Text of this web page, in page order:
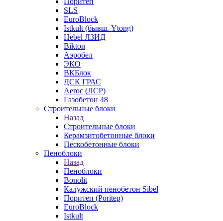
SLS
EuroBlock
Istkult (бывш. Ytong)
Hebel ЛЗИД
Bikton
Аэробел
ЭКО
ВКБлок
ДСК ГРАС
Aeroc (ЛСР)
Газобетон 48
Строительные блоки
Назад
Строительные блоки
Керамзитобетонные блоки
Пескобетонные блоки
Пеноблоки
Назад
Пеноблоки
Bonolit
Калужский пенобетон Sibel
Поритеп (Poritep)
EuroBlock
Istkult